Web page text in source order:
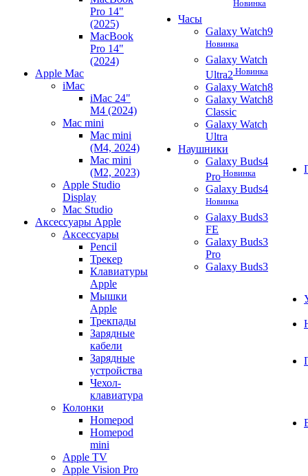
Pro 14"
(2025)
MacBook
Pro 14"
(2024)
Apple Mac
iMac
iMac 24"
M4 (2024)
Mac mini
Mac mini
(M4, 2024)
Mac mini
(M2, 2023)
Apple Studio
Display
Mac Studio
Аксессуары Apple
Аксессуары
Pencil
Трекер
Клавиатуры
Apple
Мышки
Apple
Трекпады
Зарядные
кабели
Зарядные
устройства
Чехол-
клавиатура
Колонки
Homepod
Homepod
mini
Apple TV
Apple Vision Pro
Новинка
Часы
Galaxy Watch9
Новинка
Galaxy Watch
Ultra2 Новинка
Galaxy Watch8
Galaxy Watch8
Classic
Galaxy Watch
Ultra
Наушники
Galaxy Buds4
Pro Новинка
Galaxy Buds4
Новинка
Galaxy Buds3
FE
Galaxy Buds3
Pro
Galaxy Buds3